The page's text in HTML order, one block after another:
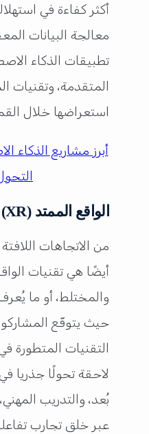
أكثر كفاءة في
معالجة البيانات
تطبيقات الذكاء
المتقدمة، وتقنيات
استعراضها خلال
أبرز مشاريع الذكاء
الواقع الممتد (XR)
من الاتجاهات
أيضًا هي تقنيات
حيث يتوقّع
لاحقة تحولًا جذريا
بُعد، والتدريب
عبر خلق تجارب